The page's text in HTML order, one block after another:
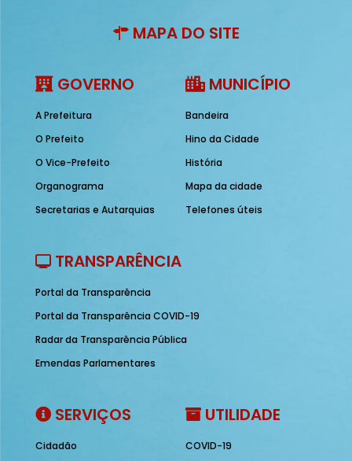
MAPA DO SITE
GOVERNO
A Prefeitura
O Prefeito
O Vice-Prefeito
Organograma
Secretarias e Autarquias
MUNICÍPIO
Bandeira
Hino da Cidade
História
Mapa da cidade
Telefones úteis
TRANSPARÊNCIA
Portal da Transparência
Portal da Transparência COVID-19
Radar da Transparência Pública
Emendas Parlamentares
SERVIÇOS
Cidadão
UTILIDADE
COVID-19